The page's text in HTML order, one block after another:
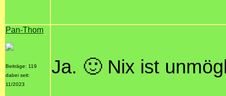
Pan-Thom
Beiträge: 119
dabei seit:
11/2023
Ja. 🙂 Nix ist